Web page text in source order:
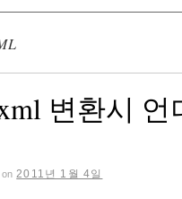
변환시
on 2011년 1월 4일